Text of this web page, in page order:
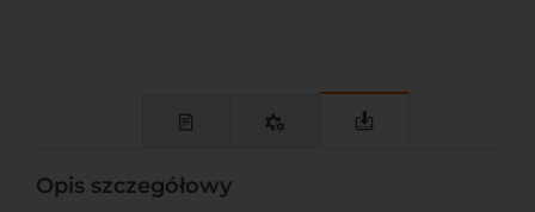
Opis szczegółowy